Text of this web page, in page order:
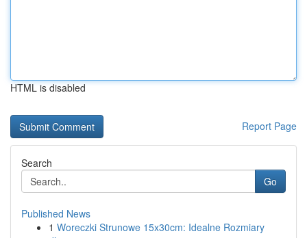
HTML is disabled
Report Page
Search
Go
Published News
1 Woreczki Strunowe 15x30cm: Idealne Rozmiary